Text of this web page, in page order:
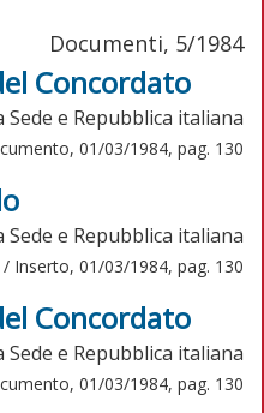
Documenti, 5/1984
Concordato
Sede e Repubblica italiana
01/03/1984, pag. 130
Sede e Repubblica italiana
Inserto, 01/03/1984, pag. 130
Concordato
Sede e Repubblica italiana
01/03/1984, pag. 130